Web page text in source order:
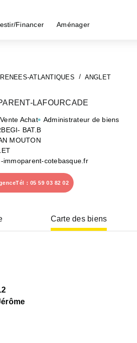
Financer Aménager
ATLANTIQUES ANGLET
LAFOURCADE
Achat
Administrateur de biens
BAT.B
MOUTON
immoparent-cotebasque.fr
Tél : 05 59 03 82 02
Carte des biens